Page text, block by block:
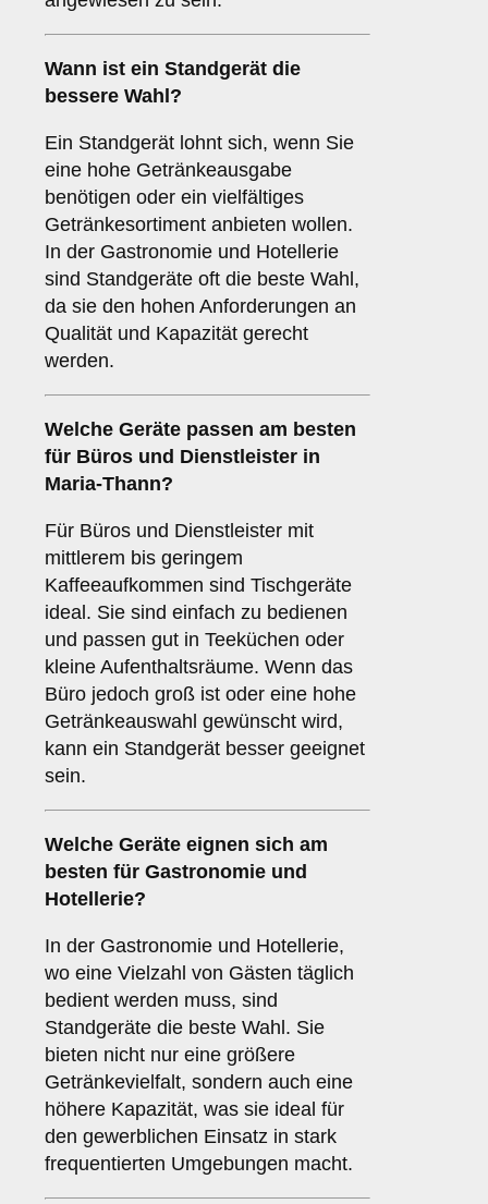
Wann ist ein Standgerät die
bessere Wahl?
Ein Standgerät lohnt sich, wenn Sie
eine hohe Getränkeausgabe
benötigen oder ein vielfältiges
Getränkesortiment anbieten wollen.
In der Gastronomie und Hotellerie
sind Standgeräte oft die beste Wahl,
da sie den hohen Anforderungen an
Qualität und Kapazität gerecht
werden.
Welche Geräte passen am besten
für Büros und Dienstleister in
Maria-Thann?
Für Büros und Dienstleister mit
mittlerem bis geringem
Kaffeeaufkommen sind Tischgeräte
ideal. Sie sind einfach zu bedienen
und passen gut in Teeküchen oder
kleine Aufenthaltsräume. Wenn das
Büro jedoch groß ist oder eine hohe
Getränkeauswahl gewünscht wird,
kann ein Standgerät besser geeignet
sein.
Welche Geräte eignen sich am
besten für Gastronomie und
Hotellerie?
In der Gastronomie und Hotellerie,
wo eine Vielzahl von Gästen täglich
bedient werden muss, sind
Standgeräte die beste Wahl. Sie
bieten nicht nur eine größere
Getränkevielfalt, sondern auch eine
höhere Kapazität, was sie ideal für
den gewerblichen Einsatz in stark
frequentierten Umgebungen macht.